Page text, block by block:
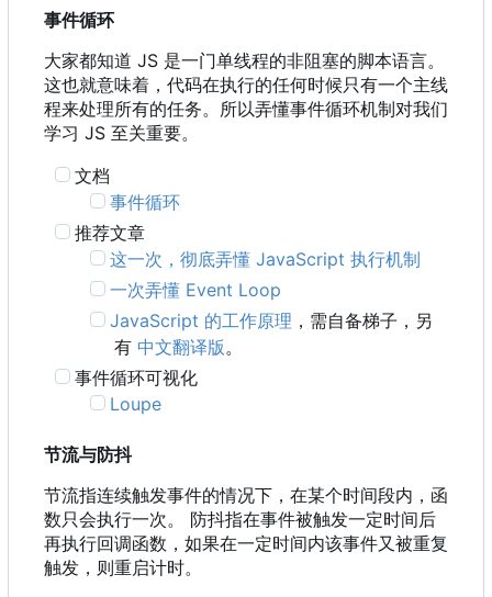
事件循环
大家都知道 JS 是一门单线程的非阻塞的脚本语言。
这也就意味着，代码在执行的任何时候只有一个主线
程来处理所有的任务。所以弄懂事件循环机制对我们
学习 JS 至关重要。
文档
事件循环
推荐文章
这一次，彻底弄懂 JavaScript 执行机制
一次弄懂 Event Loop
JavaScript 的工作原理 ，需自备梯子，另
有 中文翻译版 。
事件循环可视化
Loupe
节流与防抖
节流指连续触发事件的情况下，在某个时间段内，函
数只会执行一次。 防抖指在事件被触发一定时间后
再执行回调函数，如果在一定时间内该事件又被重复
触发，则重启计时。